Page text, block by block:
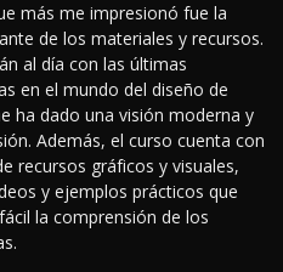
más me impresionó fue la
de los materiales y recursos.
al día con las últimas
en el mundo del diseño de
ha dado una visión moderna y
Además, el curso cuenta con
recursos gráficos y visuales,
y ejemplos prácticos que
la comprensión de los